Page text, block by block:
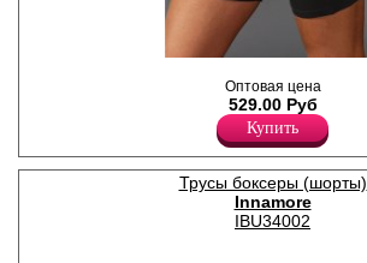
высокой степенью
облегания.
Лайкра 5%
Хлопок 95%
Оптовая цена
529.00 Руб
Купить
Трусы боксеры (шорты)
Innamore
IBU34002